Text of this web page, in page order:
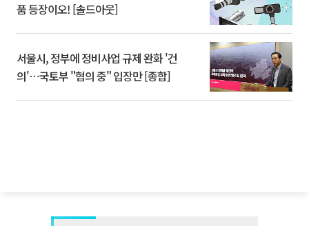
품 등장이오! [솔드아웃]
서울시, 정부에 정비사업 규제 완화 '건
의'⋯국토부 "협의 중" 입장만 [종합]